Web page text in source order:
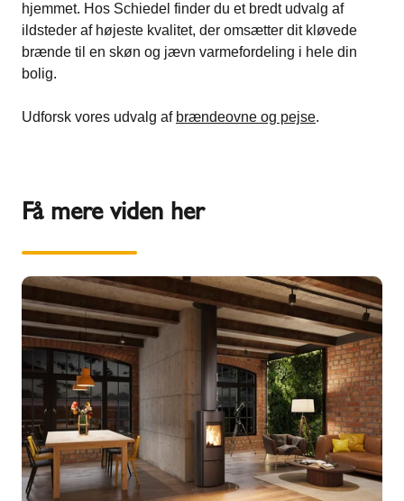
hjemmet. Hos Schiedel finder du et bredt udvalg af
ildsteder af højeste kvalitet, der omsætter dit kløvede
brænde til en skøn og jævn varmefordeling i hele din
bolig.
Udforsk vores udvalg af brændeovne og pejse.
Få mere viden her